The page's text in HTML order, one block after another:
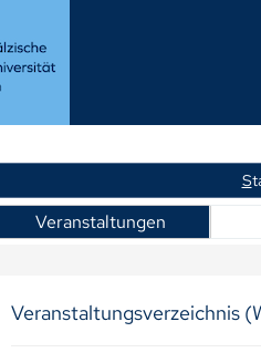
S
Veranstaltungen
Veranstaltungsverzeichnis